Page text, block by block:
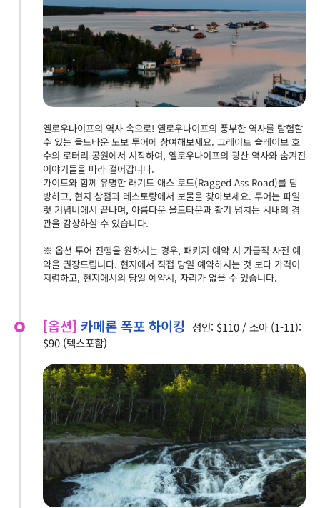
옐로우나이프의 역사 속으로! 옐로우나이프의 풍부한 역사를 탐험할
수 있는 올드타운 도보 투어에 참여해보세요. 그레이트 슬레이브 호
수의 로터리 공원에서 시작하여, 옐로우나이프의 광산 역사와 숨겨진
이야기들을 따라 걸어갑니다.
가이드와 함께 유명한 래기드 애스 로드(Ragged Ass Road)를 탐
방하고, 현지 상점과 레스토랑에서 보물을 찾아보세요. 투어는 파일
럿 기념비에서 끝나며, 아름다운 올드타운과 활기 넘치는 시내의 경
관을 감상하실 수 있습니다.
※ 옵션 투어 진행을 원하시는 경우, 패키지 예약 시 가급적 사전 예
약을 권장드립니다. 현지에서 직접 당일 예약하시는 것 보다 가격이
저렴하고, 현지에서의 당일 예약시, 자리가 없을 수 있습니다.
[옵션] 카메론 폭포 하이킹
성인: $110 / 소아 (1-11):
$90 (텍스포함)